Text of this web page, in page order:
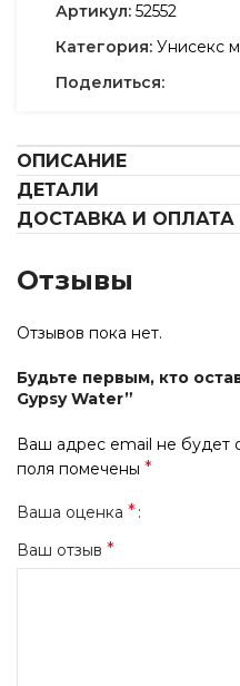
Артикул: 52552
Категория: Унисекс
Поделиться:
ОПИСАНИЕ
ДЕТАЛИ
ДОСТАВКА И ОПЛАТА
Отзывы
Отзывов пока нет.
Будьте первым, кто
Gypsy Water”
Ваш адрес email не будет
поля помечены *
Ваша оценка *
Ваш отзыв *